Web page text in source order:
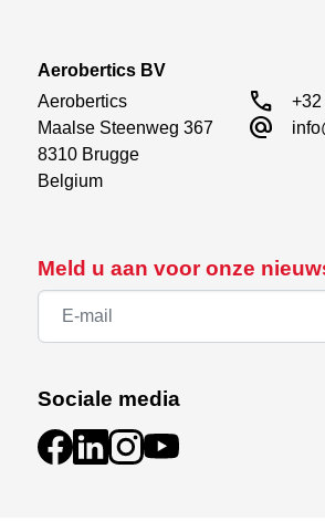
Meld u aan voor onze
Sociale media
Aerobertics BV
Aerobertics
Maalse Steenweg 367
8310 Brugge
Belgium
call +32
alternate_email